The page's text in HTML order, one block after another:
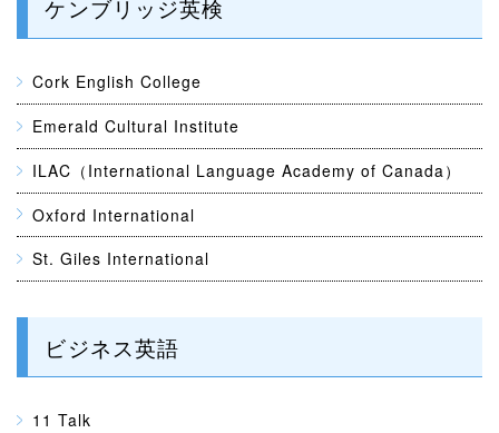
ケンブリッジ英検
Cork English College
Emerald Cultural Institute
ILAC（International Language Academy of Canada）
Oxford International
St. Giles International
ビジネス英語
11 Talk